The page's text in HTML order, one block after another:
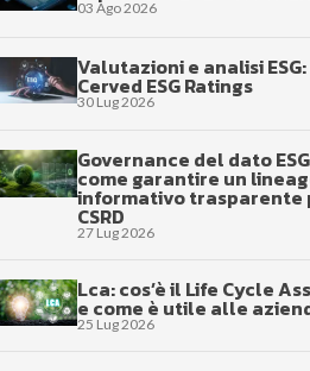
03 Ago 2026
Valutazioni e analisi
Cerved ESG Ratings
30 Lug 2026
Governance del dato
come garantire un
informativo trasparente
CSRD
27 Lug 2026
Lca: cos’è il Life Cycle
e come è utile alle
25 Lug 2026